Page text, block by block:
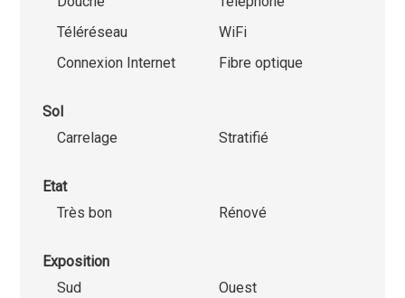
Téléréseau
WiFi
Connexion Internet
Fibre optique
Sol
Carrelage
Stratifié
Etat
Très bon
Rénové
Exposition
Sud
Ouest